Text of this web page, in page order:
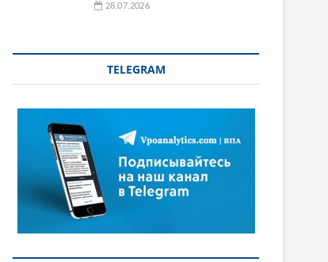
28.07.2026
TELEGRAM